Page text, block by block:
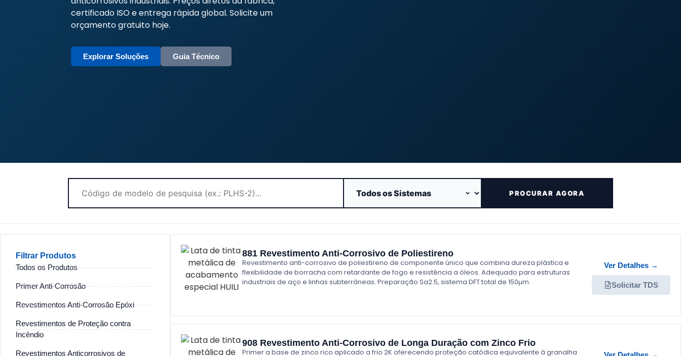
certificado ISO e entrega rápida global. Solicite um
orçamento gratuito hoje.
Explorar Soluções Guia Técnico
PROCURAR AGORA
Filtrar Produtos
Todos os Produtos
Primer Anti-Corrosão
Revestimentos Anti-Corrosão Epóxi
Revestimentos de Proteção contra
Incêndio
Revestimentos Anticorrosivos de
881 Revestimento Anti-Corrosivo de Poliestireno
Revestimento anti-corrosivo de poliestireno de componente único que combina dureza plástica e
flexibilidade de borracha com retardante de fogo e resistência a óleos. Adequado para estruturas
industriais de aço e linhas subterrâneas. Preparação Sa2.5, sistema DFT total de 150µm.
Ver Detalhes →
Solicitar TDS
908 Revestimento Anti-Corrosivo de Longa Duração com Zinco Frio
Primer a base de zinco rico aplicado a frio 2K oferecendo proteção catódica equivalente à granalha